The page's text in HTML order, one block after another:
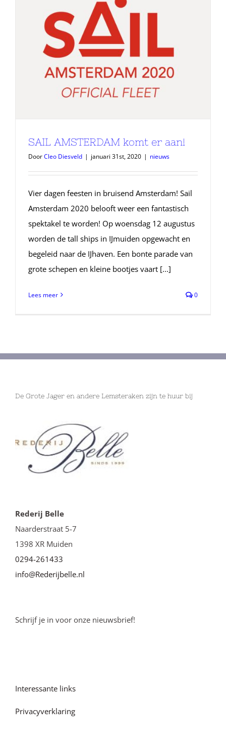
SAIL AMSTERDAM komt er aan!
DoorCleo Diesveld | januari 31st, 2020 | nieuws
Vier dagen feesten in bruisend Amsterdam! Sail
Amsterdam 2020 belooft weer een fantastisch
spektakel te worden! Op woensdag 12 augustus
worden de tall ships in IJmuiden opgewacht en
begeleid naar de IJhaven. Een bonte parade van
grote schepen en kleine bootjes vaart [...]
Lees meer 0
De Grote Jager en andere Lemsteraken zijn te huur bij
Rederij Belle
Naarderstraat 5-7
1398 XR Muiden
0294-261433
info@Rederijbelle.nl
Schrijf je in voor onze nieuwsbrief!
Interessante links
Privacyverklaring